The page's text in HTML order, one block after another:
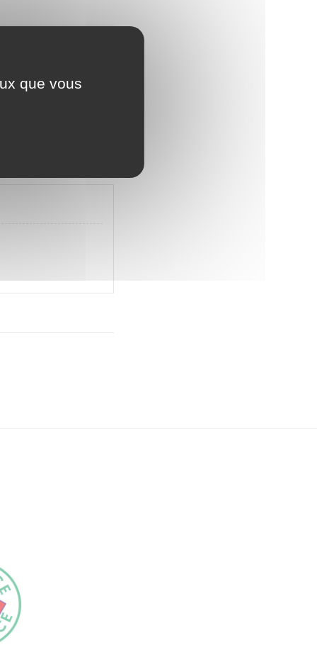
sur votre revenu.
que vous